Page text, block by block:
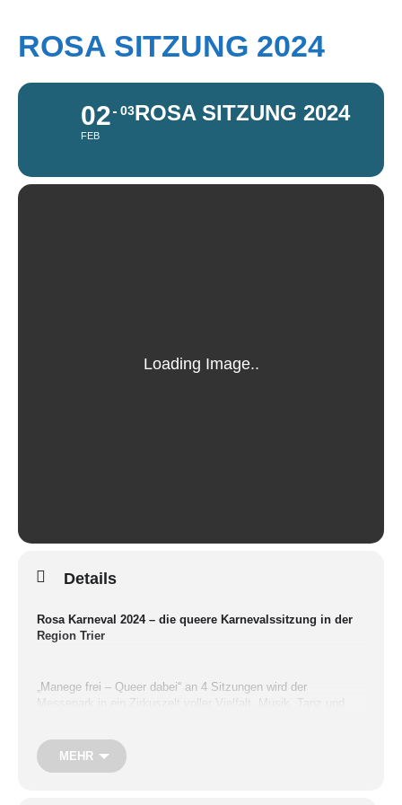
ROSA SITZUNG 2024
02
FEB
03ROSA SITZUNG 2024
Details
Rosa Karneval 2024 – die queere Karnevalssitzung in der
Region Trier
„Manege frei – Queer dabei“ an 4 Sitzungen wird der
Messepark in ein Zirkuszelt voller Vielfalt, Musik, Tanz und
Wir laden Euch und Sie auf eine Reise in die bunte und
MEHR